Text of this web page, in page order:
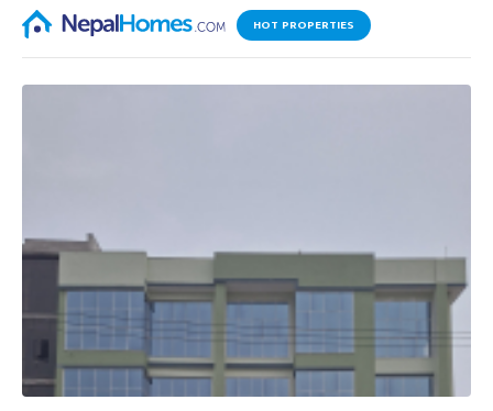
HOT PROPERTIES